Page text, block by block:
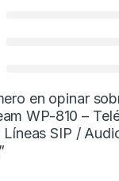
en opinar
WP-810 –
SIP /